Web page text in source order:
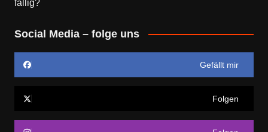
Social Media – folge uns
Gefällt mir
Folgen